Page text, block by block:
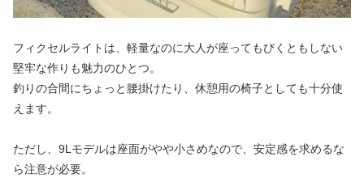
フィクセルライトは、軽量なのに大人が座ってもびくともしない
堅牢な作りも魅力のひとつ。
釣りの合間にちょっと腰掛けたり、休憩用の椅子としても十分使
えます。
ただし、9Lモデルは座面がやや小さめなので、安定感を求めるな
ら注意が必要。